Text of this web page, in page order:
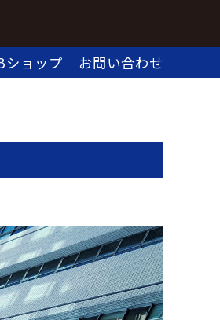
ショップ お問い合わせ